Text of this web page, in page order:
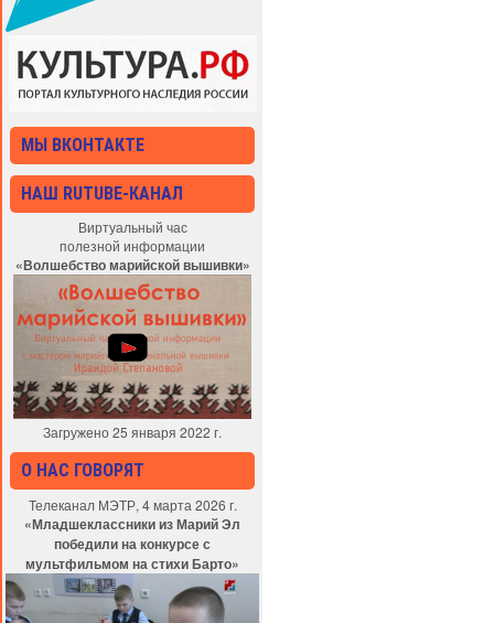
МЫ ВКОНТАКТЕ
НАШ RUTUBE-КАНАЛ
Виртуальный час
полезной информации
«Волшебство марийской вышивки»
Загружено 25 января 2022 г.
О НАС ГОВОРЯТ
Телеканал МЭТР, 4 марта 2026 г.
«Младшеклассники из Марий Эл
победили на конкурсе с
мультфильмом на стихи Барто»